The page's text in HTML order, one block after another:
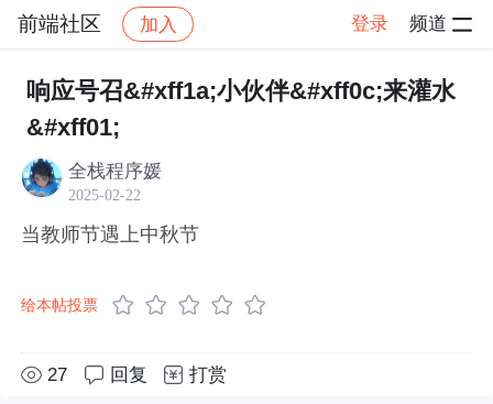
前端社区 加入 登录 频道
社区 前端社区 感慨 帖子详情
响应号召&#xff1a;小伙伴&#xff0c;来灌水
&#xff01;
全栈程序媛
2025-02-22
当教师节遇上中秋节
给本帖投票
27 回复 打赏